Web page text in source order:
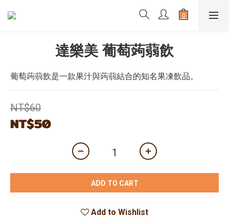
達樂美 葡萄蒟蒻飲
葡萄蒟蒻飲是一款果汁與蒟蒻結合的知名果凍飲品。
NT$60
NT$50
ADD TO CART
Add to Wishlist